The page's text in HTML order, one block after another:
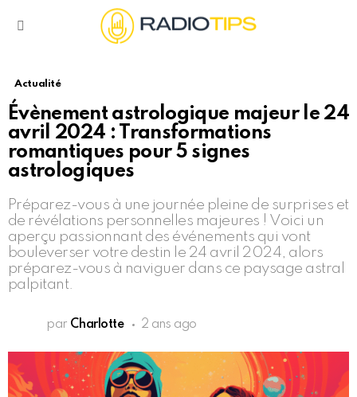
Actualité
Évènement astrologique majeur le 24
avril 2024 : Transformations
romantiques pour 5 signes
astrologiques
Préparez-vous à une journée pleine de surprises et
de révélations personnelles majeures ! Voici un
aperçu passionnant des événements qui vont
bouleverser votre destin le 24 avril 2024, alors
préparez-vous à naviguer dans ce paysage astral
palpitant.
par Charlotte 2 ans ago